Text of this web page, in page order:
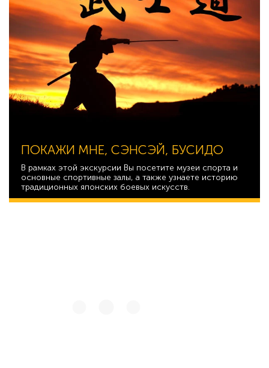
ПОКАЖИ МНЕ, СЭНСЭЙ, БУСИДО
В рамках этой экскурсии Вы посетите музеи спорта и
основные спортивные залы, а также узнаете историю
традиционных японских боевых искусств.